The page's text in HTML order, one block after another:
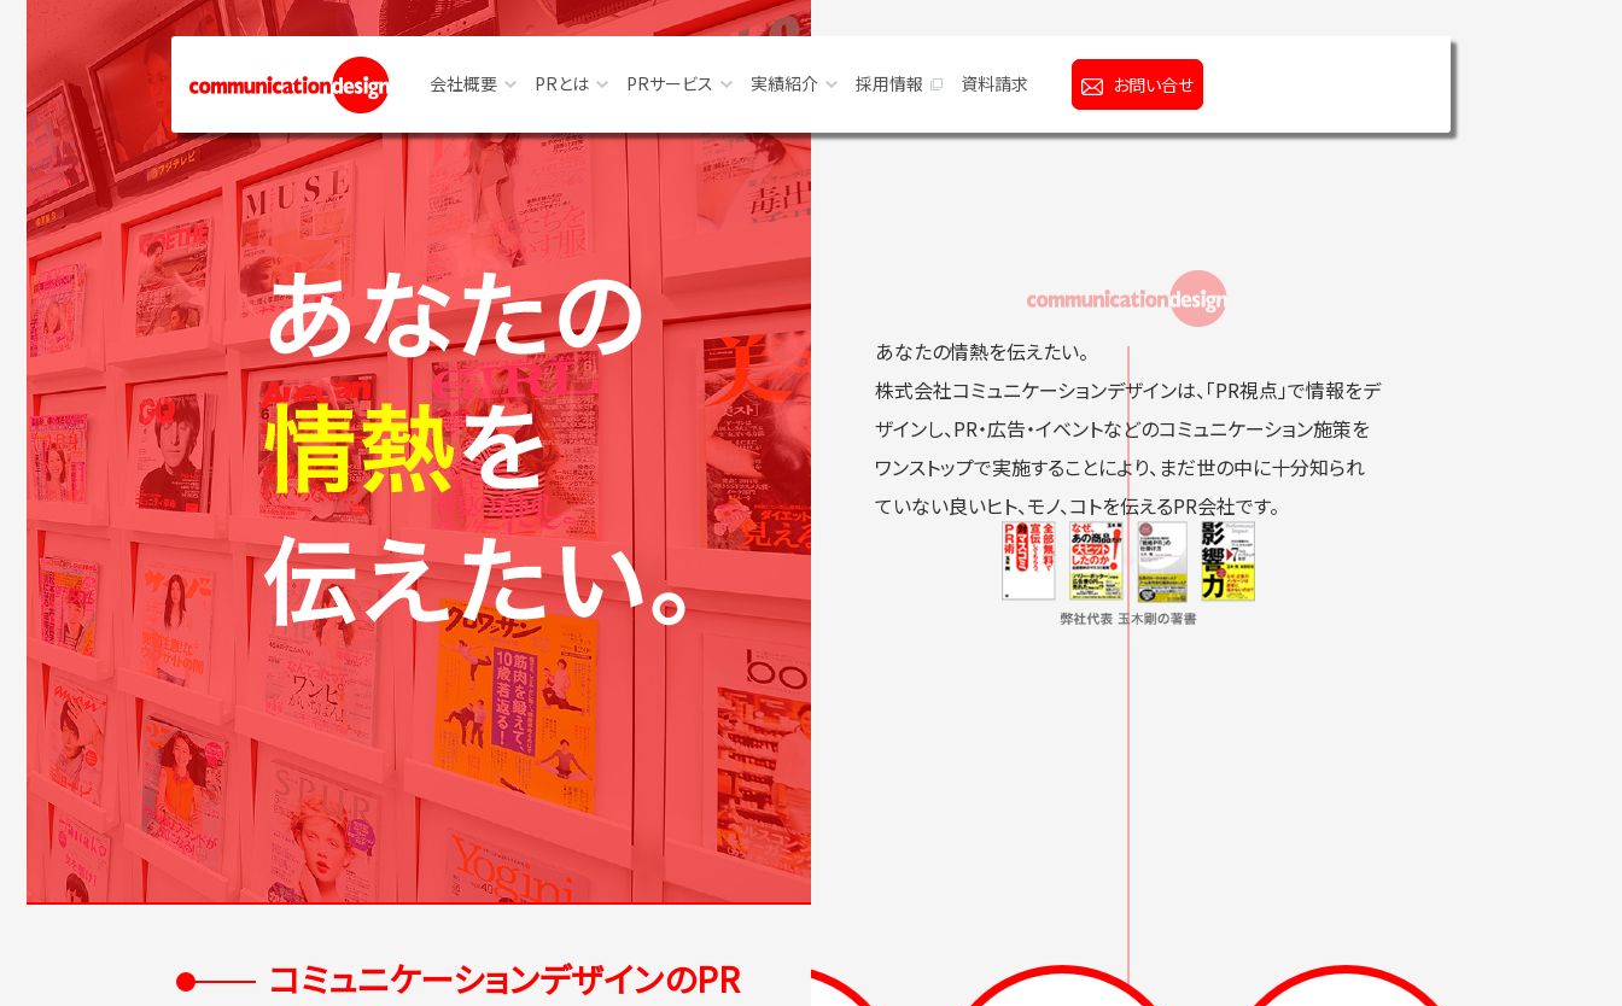
会社概要
企業情報
社長メッセージ
アクセスマップ
PRとは
PRとは
当社の契約形態
書籍紹介
よくあるご質問
PRサービス
私たちの強み
PRサービス一覧
実績紹介
サービス別で探す
業種別で探す
課題別で探す
採用情報 資料請求 お問い合せ
あなたの情熱を伝えたい。
株式会社コミュニケーションデザインは、「PR視点」で情報をデ
ザインし、PR・広告・イベントなどのコミュニケーション施策を
ワンストップで実施することにより、まだ世の中に十分知られ
ていない良いヒト、モノ、コトを伝えるPR会社です。
コミュニケーションデザインのPR